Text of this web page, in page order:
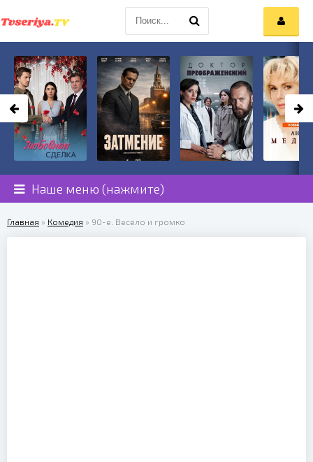
Наше меню (нажмите)
Главная » Комедия » 90-е. Весело и громко